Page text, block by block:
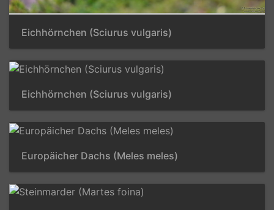
Eichhörnchen (Sciurus vulgaris)
Eichhörnchen (Sciurus vulgaris)
Europäicher Dachs (Meles meles)